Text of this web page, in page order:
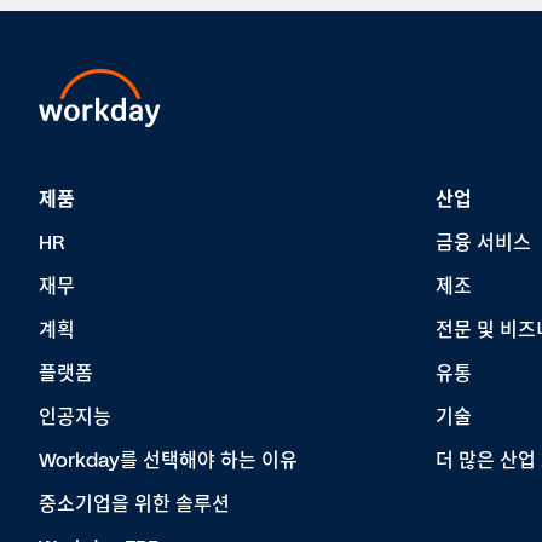
제품
HR
재무
계획
플랫폼
인공지능
Workday를 선택해야 하는 이유
중소기업을 위한 솔루션
산업
금융 서비스
제조
전문 및 비
유통
기술
더 많은 산업